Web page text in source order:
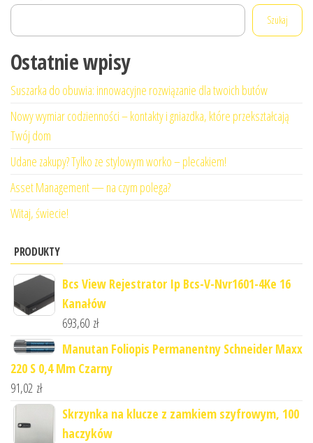
Szukaj
Ostatnie wpisy
Suszarka do obuwia: innowacyjne rozwiązanie dla twoich butów
Nowy wymiar codzienności – kontakty i gniazdka, które przekształcają
Twój dom
Udane zakupy? Tylko ze stylowym worko – plecakiem!
Asset Management — na czym polega?
Witaj, świecie!
PRODUKTY
Bcs View Rejestrator Ip Bcs-V-Nvr1601-4Ke 16
Kanałów
693,60 zł
Manutan Foliopis Permanentny Schneider Maxx
220 S 0,4 Mm Czarny
91,02 zł
Skrzynka na klucze z zamkiem szyfrowym, 100
haczyków